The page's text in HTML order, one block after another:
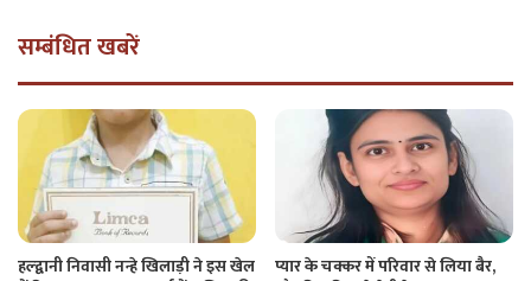
सम्बंधित खबरें
हल्द्वानी निवासी नन्हे खिलाड़ी ने इस खेल
प्यार के चक्कर में परिवार से लिया बैर,